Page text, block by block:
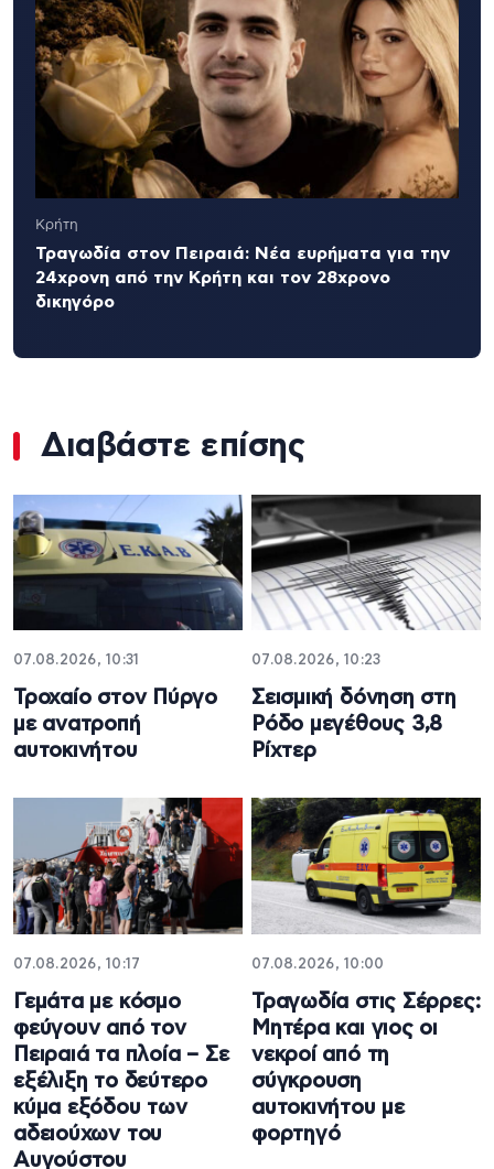
Κρήτη
Τραγωδία στον Πειραιά: Νέα ευρήματα για την
24χρονη από την Κρήτη και τον 28χρονο
δικηγόρο
Διαβάστε επίσης
07.08.2026, 10:31
Τροχαίο στον Πύργο
με ανατροπή
αυτοκινήτου
07.08.2026, 10:23
Σεισμική δόνηση στη
Ρόδο μεγέθους 3,8
Ρίχτερ
07.08.2026, 10:17
Γεμάτα με κόσμο
φεύγουν από τον
Πειραιά τα πλοία – Σε
εξέλιξη το δεύτερο
κύμα εξόδου των
αδειούχων του
Αυγούστου
07.08.2026, 10:00
Τραγωδία στις Σέρρες:
Μητέρα και γιος οι
νεκροί από τη
σύγκρουση
αυτοκινήτου με
φορτηγό